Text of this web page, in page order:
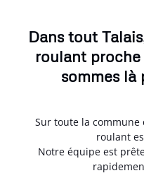
Dans tout
roulant proche
sommes là
Sur toute la commune
roulant
Notre équipe est